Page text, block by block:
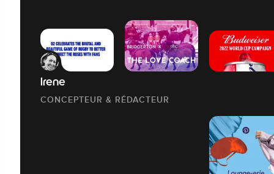
Irene
CONCEPTEUR & RÉDACTEUR